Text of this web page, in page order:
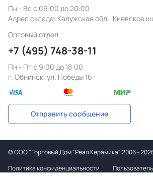
Пн - Вс с 09:00 до 20:00
Адрес склада: Калужская обл., Киевское
Оптовый отдел
+7 (495) 748-38-11
Пн - Пт c 9:00 до 18:00
г. Обнинск, ул. Победы 16
Отправить сообщение
©ООО "Торговый Дом "Реал Керамика"2006 -
Политика конфиденциальности